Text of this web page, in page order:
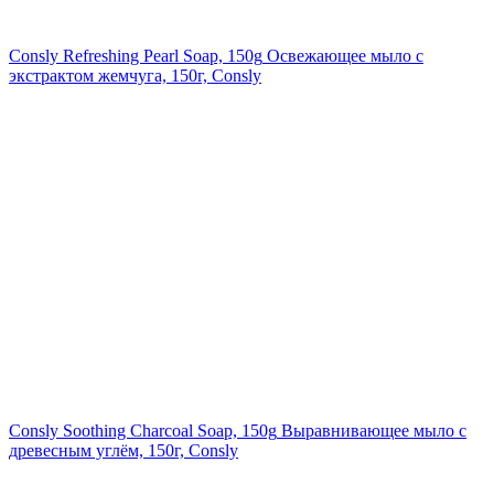
Consly Refreshing Pearl Soap, 150g Освежающее мыло с
экстрактом жемчуга, 150г, Consly
Consly Soothing Charcoal Soap, 150g Выравнивающее мыло с
древесным углём, 150г, Consly